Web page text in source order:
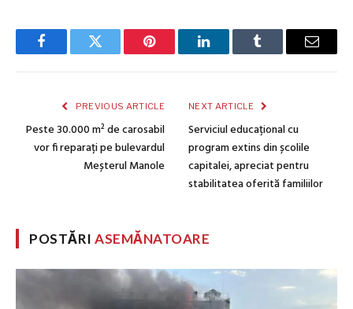
FacebookTwitter Pinterest LinkedInTumblr Email
PREVIOUS ARTICLE
Peste 30.000 m² de carosabil
vor fi reparați pe bulevardul
Meșterul Manole
NEXT ARTICLE
Serviciul educațional cu
program extins din școlile
capitalei, apreciat pentru
stabilitatea oferită familiilor
POSTĂRIASEMĂNATOARE